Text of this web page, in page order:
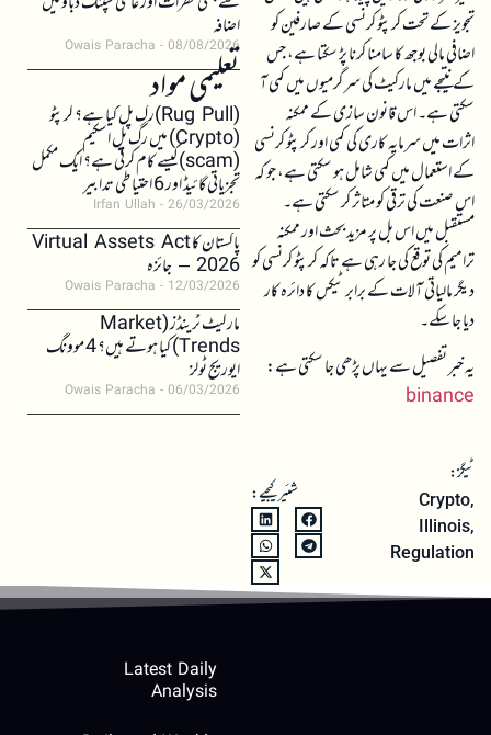
تجویز کے تحت کرپٹو کرنسی کے صارفین کو
اضافی مالی بوجھ کا سامنا کرنا پڑ سکتا ہے، جس
کے نتیجے میں مارکیٹ کی سرگرمیوں میں کمی آ
سکتی ہے۔ اس قانون سازی کے ممکنہ
اثرات میں سرمایہ کاری کی کمی اور کرپٹو کرنسی
کے استعمال میں کمی شامل ہو سکتی ہے، جو کہ
اس صنعت کی ترقی کو متاثر کر سکتی ہے۔
مستقبل میں اس بل پر مزید بحث اور ممکنہ
ترامیم کی توقع کی جا رہی ہے تاکہ کرپٹو کرنسی کو
دیگر مالیاتی آلات کے برابر ٹیکس کا دائرہ کار
دیا جا سکے۔
یہ خبر تفصیل سے یہاں پڑھی جا سکتی ہے:
binance
ٹیگز:
Crypto,
Illinois,
Regulation
شئیر کیجیے:
اضافہ
Owais Paracha 08/08/2026
تعلیمی مواد(Rug Pull)رگ پل کیا ہے؟ کرپٹو
(Crypto) میں رگ پل اسکیم
(scam)کیسے کام کرتی ہے؟ ایک مکمل
تجزیاتی گائیڈ اور 6 احتیاطی تدابیر
Irfan Ullah 26/03/2026
پاکستان کا Virtual Assets Act
2026 – جائزہ
Owais Paracha 12/03/2026
مارکیٹ ٹرینڈز (Market
Trends) کیا ہوتے ہیں؟ 4 موونگ
ایوریج ٹولز
Owais Paracha 06/03/2026
Latest Daily
Analysis